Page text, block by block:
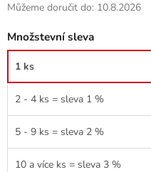
Můžeme doručit do: 10.8.2026
Množstevní sleva
1 ks
2 - 4 ks = sleva 1 %
5 - 9 ks = sleva 2 %
10 a více ks = sleva 3 %